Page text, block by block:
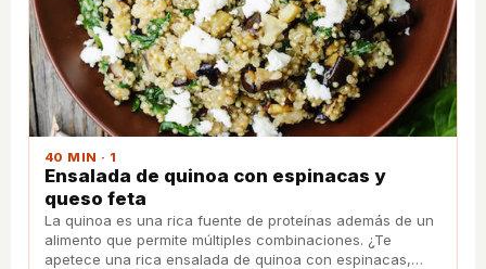
40 MIN · 1
Ensalada de quinoa con espinacas y
queso feta
La quinoa es una rica fuente de proteínas además de un
alimento que permite múltiples combinaciones. ¿Te
apetece una rica ensalada de quinoa con espinacas,